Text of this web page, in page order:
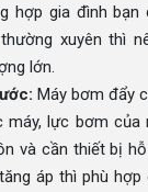
hợp gia đình bạn
xuyên thì
lớn.
Máy bơm đẩy
máy, lực bơm của
và cần thiết bị
áp thì phù